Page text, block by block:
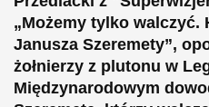
„Możemy tylko walczyć.
Janusza Szeremety”,
żołnierzy z plutonu w
Międzynarodowym